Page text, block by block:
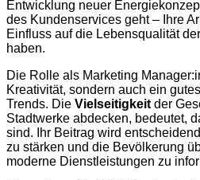
Entwicklung neuer
des Kundenservices geht – Ihre
Einfluss auf die Lebensqualität
haben.
Die Rolle als Marketing
Kreativität, sondern auch ein
Trends. Die Vielseitigkeit der
Stadtwerke abdecken, bedeutet,
sind. Ihr Beitrag wird
zu stärken und die Bevölkerung
moderne Dienstleistungen zu